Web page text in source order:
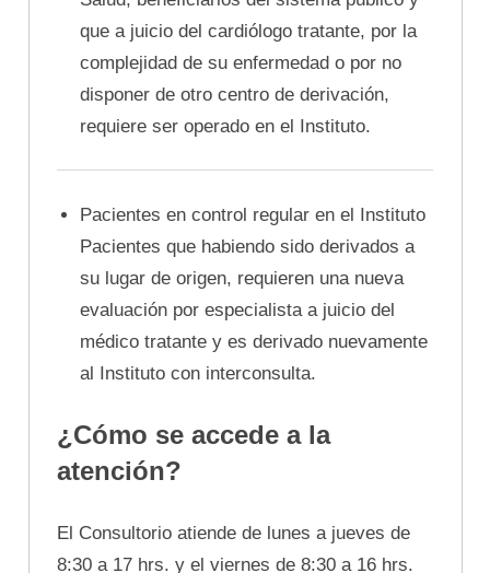
que a juicio del cardiólogo tratante, por la
complejidad de su enfermedad o por no
disponer de otro centro de derivación,
requiere ser operado en el Instituto.
Pacientes en control regular en el Instituto
Pacientes que habiendo sido derivados a
su lugar de origen, requieren una nueva
evaluación por especialista a juicio del
médico tratante y es derivado nuevamente
al Instituto con interconsulta.
¿Cómo se accede a la
atención?
El Consultorio atiende de lunes a jueves de
8:30 a 17 hrs. y el viernes de 8:30 a 16 hrs.